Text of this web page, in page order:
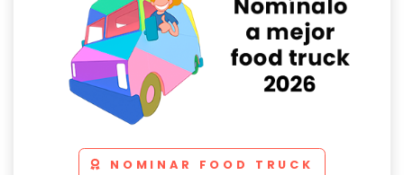
NOMINAR FOOD TRUCK